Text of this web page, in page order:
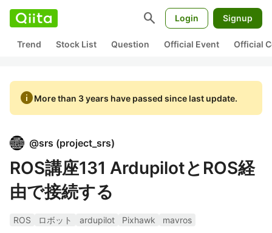
search Login Signup
Trend Stock List Question Official Event Official
infoMore than 3 years have passed since last update.
@srs (project_srs)
ROS講座131 ArdupilotとROS経
由で接続する
ROS ロボット ardupilot Pixhawk
mavros